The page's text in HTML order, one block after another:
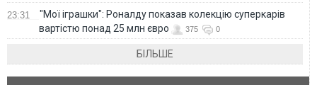
23:31
"Мої іграшки": Роналду показав колекцію суперкарів
вартістю понад 25 млн євро
375 0
БІЛЬШЕ